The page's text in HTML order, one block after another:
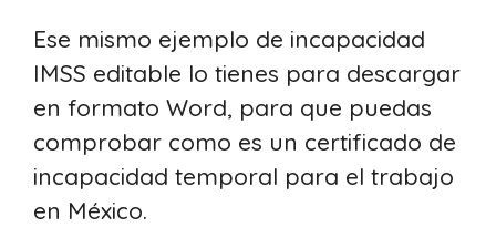
Ese mismo ejemplo de incapacidad
IMSS editable lo tienes para descargar
en formato Word, para que puedas
comprobar como es un certificado de
incapacidad temporal para el trabajo
en México.